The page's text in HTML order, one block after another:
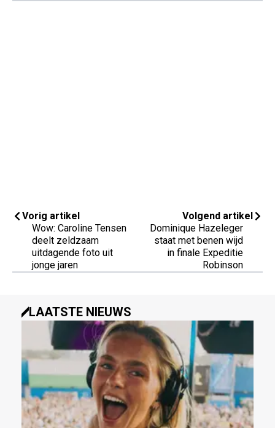
Vorig artikel
Wow: Caroline Tensen
deelt zeldzaam
uitdagende foto uit
jonge jaren
Volgend artikel
Dominique Hazeleger
staat met benen wijd
in finale Expeditie
Robinson
LAATSTE NIEUWS